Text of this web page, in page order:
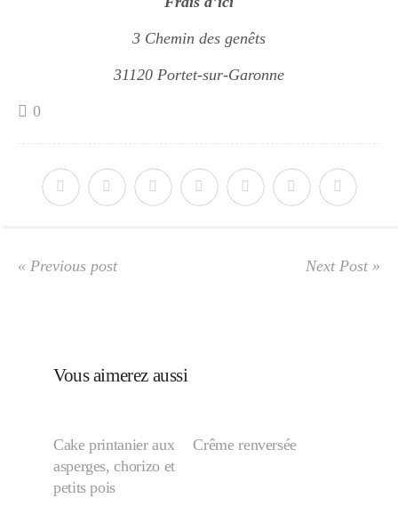
3 Chemin des genêts
31120 Portet-sur-Garonne
0
« Previous post Next Post »
Vous aimerez aussi
Cake printanier aux
asperges, chorizo et
petits pois
Crême renversée